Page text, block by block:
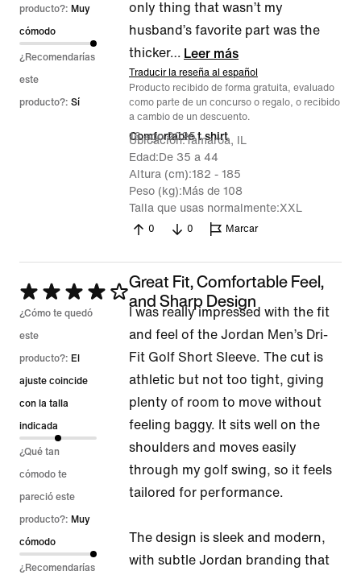
producto?: Muy
cómodo
¿Recomendarías
este
producto?: Sí
only thing that wasn’t my
husband’s favorite part was the
thicker… Leer más
Traducir la reseña al español
Producto recibido de forma gratuita, evaluado
como parte de un concurso o regalo, o recibido
a cambio de un descuento.
Comfortable t shirt
16 ago 2025
Ubicación Tamaroa, IL
Edad De 35 a 44
Altura (cm) 182 - 185
Peso (kg) Más de 108
Talla que usas normalmente XXL
0 0 Marcar
Se
calificó
con
4
de
5
¿Cómo te quedó
este
producto?: El
ajuste coincide
con la talla
indicada
¿Qué tan
cómodo te
pareció este
producto?: Muy
cómodo
¿Recomendarías
Great Fit, Comfortable Feel,
and Sharp Design
I was really impressed with the fit
and feel of the Jordan Men’s Dri-
Fit Golf Short Sleeve. The cut is
athletic but not too tight, giving
plenty of room to move without
feeling baggy. It sits well on the
shoulders and moves easily
through my golf swing, so it feels
tailored for performance.
The design is sleek and modern,
with subtle Jordan branding that